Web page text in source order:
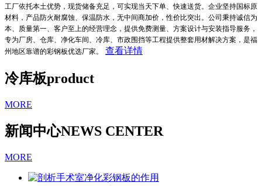
工厂依托本土优势，现货储备充足，可实现当天下单、快速送货。企业坚持国标原
材料，产品防火耐腐蚀、保温防水，无中间商加价，性价比突出。公司秉持诚信为
本、质量第一、客户至上的经营理念，提供免费测量、方案设计与安装指导服务，
专为厂房、仓库、净化车间、冷库、市政围挡等工程提供整套用材解决方案，是福
州地区靠谱的彩钢板优选厂家。
查看详情
冷库板product
MORE
新闻中心NEWS CENTER
MORE